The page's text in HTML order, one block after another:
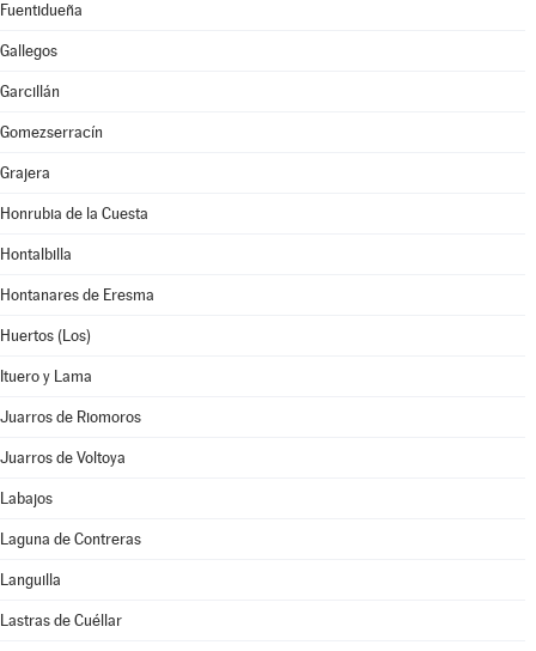
Fuentidueña
Gallegos
Garcillán
Gomezserracín
Grajera
Honrubia de la Cuesta
Hontalbilla
Hontanares de Eresma
Huertos (Los)
Ituero y Lama
Juarros de Riomoros
Juarros de Voltoya
Labajos
Laguna de Contreras
Languilla
Lastras de Cuéllar